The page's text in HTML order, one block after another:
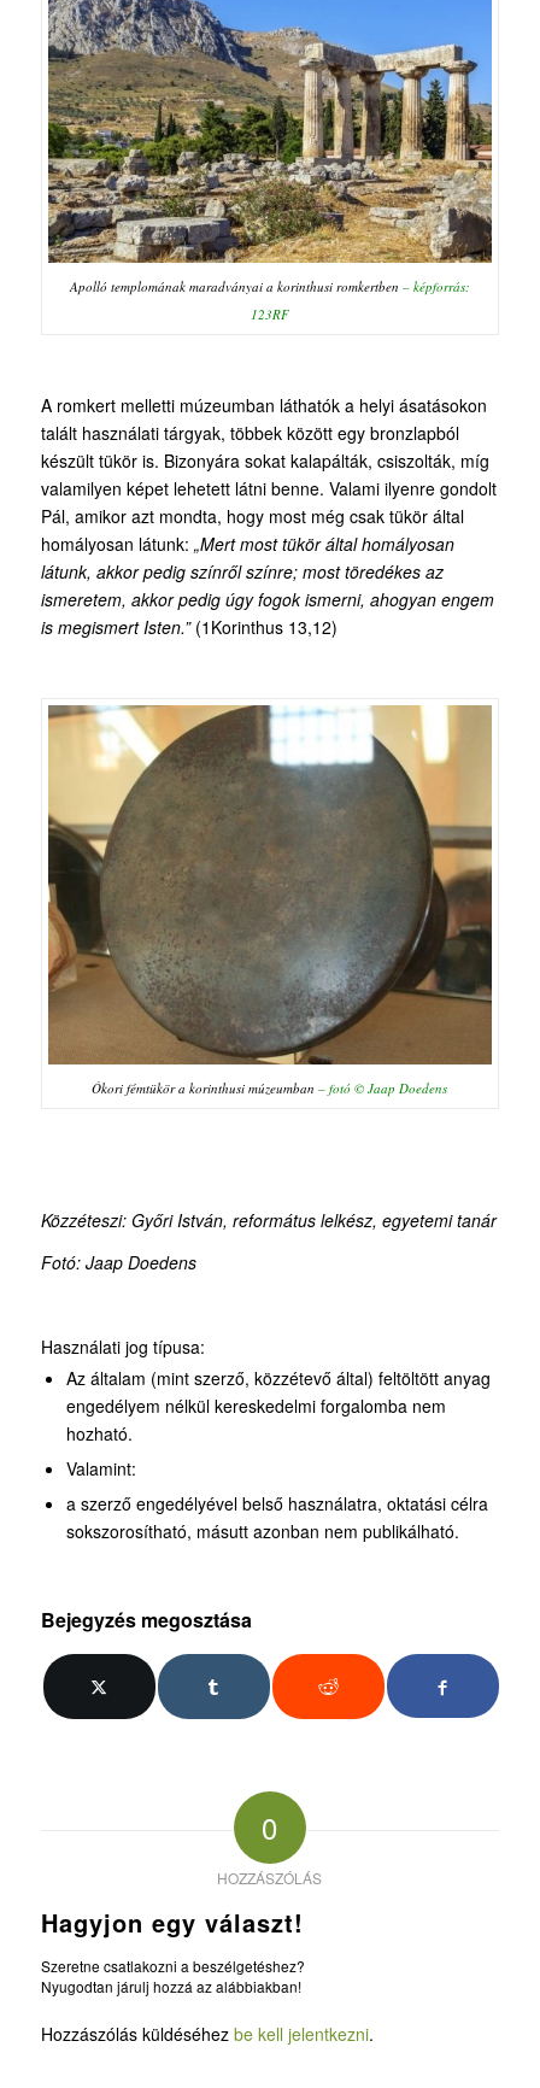
Apolló templomának maradványai a korinthusi romkertben – képforrás:
123RF
A romkert melletti múzeumban láthatók a helyi ásatásokon
talált használati tárgyak, többek között egy bronzlapból
készült tükör is. Bizonyára sokat kalapálták, csiszolták, míg
valamilyen képet lehetett látni benne. Valami ilyenre gondolt
Pál, amikor azt mondta, hogy most még csak tükör által
homályosan látunk: „Mert most tükör által homályosan
látunk, akkor pedig színről színre; most töredékes az
ismeretem, akkor pedig úgy fogok ismerni, ahogyan engem
is megismert Isten.”(1Korinthus 13,12)
Ókori fémtükör a korinthusi múzeumban– fotó © Jaap Doedens
Közzéteszi: Győri István, református lelkész, egyetemi tanár
Fotó: Jaap Doedens
Használati jog típusa:
Az általam (mint szerző, közzétevő által) feltöltött anyag
engedélyem nélkül kereskedelmi forgalomba nem
hozható.
Valamint:
a szerző engedélyével belső használatra, oktatási célra
sokszorosítható, másutt azonban nem publikálható.
Bejegyzés megosztása
0
HOZZÁSZÓLÁS
Hagyjon egy választ!
Szeretne csatlakozni a beszélgetéshez?
Nyugodtan járulj hozzá az alábbiakban!
Hozzászólás küldéséhez be kell jelentkezni.